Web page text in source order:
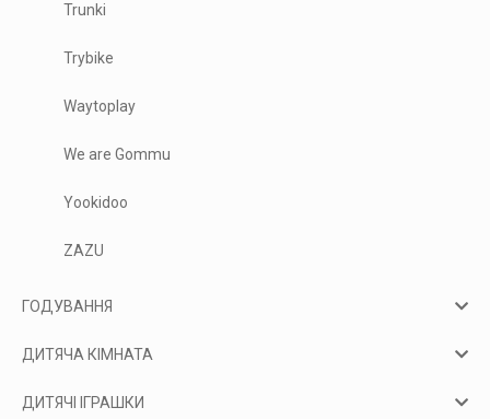
Trunki
Trybike
Waytoplay
We are Gommu
Yookidoo
ZAZU
ГОДУВАННЯ
ДИТЯЧА КІМНАТА
ДИТЯЧІ ІГРАШКИ